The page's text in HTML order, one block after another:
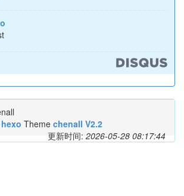
hexo Theme chenall V2.2
更新时间: 2026-05-28 08:17:44